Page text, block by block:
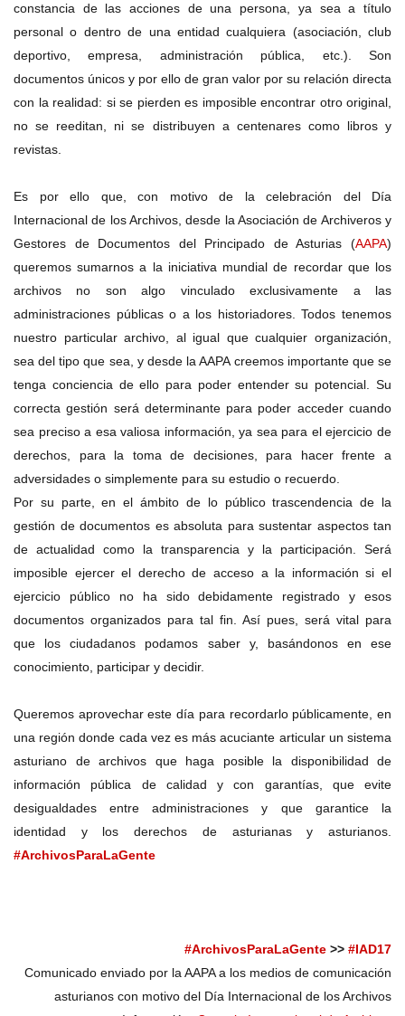
constancia de las acciones de una persona, ya sea a título
personal o dentro de una entidad cualquiera (asociación, club
deportivo, empresa, administración pública, etc.). Son
documentos únicos y por ello de gran valor por su relación directa
con la realidad: si se pierden es imposible encontrar otro original,
no se reeditan, ni se distribuyen a centenares como libros y
revistas.
Es por ello que, con motivo de la celebración del Día
Internacional de los Archivos, desde la Asociación de Archiveros y
Gestores de Documentos del Principado de Asturias (AAPA)
queremos sumarnos a la iniciativa mundial de recordar que los
archivos no son algo vinculado exclusivamente a las
administraciones públicas o a los historiadores. Todos tenemos
nuestro particular archivo, al igual que cualquier organización,
sea del tipo que sea, y desde la AAPA creemos importante que se
tenga conciencia de ello para poder entender su potencial. Su
correcta gestión será determinante para poder acceder cuando
sea preciso a esa valiosa información, ya sea para el ejercicio de
derechos, para la toma de decisiones, para hacer frente a
adversidades o simplemente para su estudio o recuerdo.
Por su parte, en el ámbito de lo público trascendencia de la
gestión de documentos es absoluta para sustentar aspectos tan
de actualidad como la transparencia y la participación. Será
imposible ejercer el derecho de acceso a la información si el
ejercicio público no ha sido debidamente registrado y esos
documentos organizados para tal fin. Así pues, será vital para
que los ciudadanos podamos saber y, basándonos en ese
conocimiento, participar y decidir.
Queremos aprovechar este día para recordarlo públicamente, en
una región donde cada vez es más acuciante articular un sistema
asturiano de archivos que haga posible la disponibilidad de
información pública de calidad y con garantías, que evite
desigualdades entre administraciones y que garantice la
identidad y los derechos de asturianas y asturianos.
#ArchivosParaLaGente
#ArchivosParaLaGente >> #IAD17
Comunicado enviado por la AAPA a los medios de comunicación
asturianos con motivo del Día Internacional de los Archivos